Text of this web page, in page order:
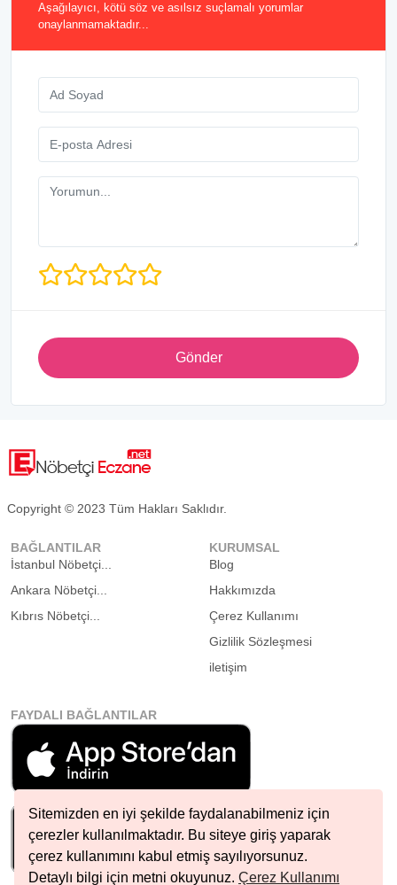
Sitemizden en iyi şekilde faydalanabilmeniz için
çerezler kullanılmaktadır. Bu siteye giriş yaparak
çerez kullanımını kabul etmiş sayılıyorsunuz.
Detaylı bilgi için metni okuyunuz. Çerez Kullanımı
Aşağılayıcı, kötü söz ve asılsız suçlamalı yorumlar
onaylanmamaktadır...
Gönder
Copyright © 2023 Tüm Hakları Saklıdır.
BAĞLANTILAR
İstanbul Nöbetçi...
Ankara Nöbetçi...
Kıbrıs Nöbetçi...
KURUMSAL
Blog
Hakkımızda
Çerez Kullanımı
Gizlilik Sözleşmesi
iletişim
FAYDALI BAĞLANTILAR